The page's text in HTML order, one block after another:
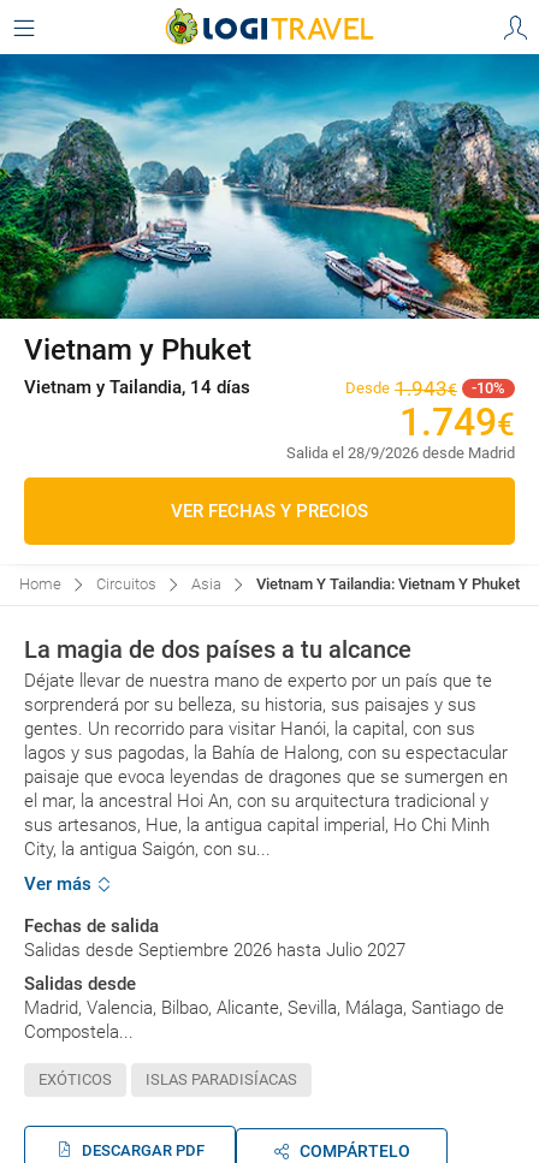
Vietnam y Phuket
Vietnam y Tailandia, 14 días Desde 1.943€ 10
1 .749€
Salida el 28/9/2026 desde Madrid
VER FECHAS Y PRECIOS
Home Circuitos Asia Vietnam Y Tailandia: Vietnam Y Phuket,
La magia de dos países a tu alcance
Déjate llevar de nuestra mano de experto por un país que te
sorprenderá por su belleza, su historia, sus paisajes y sus
gentes. Un recorrido para visitar Hanói, la capital, con sus
lagos y sus pagodas, la Bahía de Halong, con su espectacular
paisaje que evoca leyendas de dragones que se sumergen en
el mar, la ancestral Hoi An, con su arquitectura tradicional y
sus artesanos, Hue, la antigua capital imperial, Ho Chi Minh
City, la antigua Saigón, con su...
Ver más
Fechas de salida
Salidas desde Septiembre 2026 hasta Julio 2027
Salidas desde
Madrid, Valencia, Bilbao, Alicante, Sevilla, Málaga, Santiago de
Compostela...
EXÓTICOS ISLAS PARADISÍACAS
DESCARGAR PDF COMPÁRTELO